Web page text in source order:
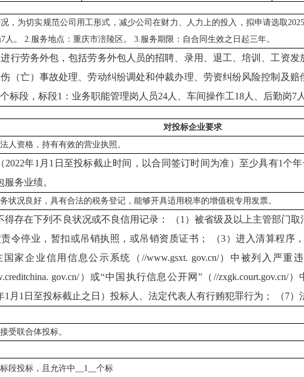
，为切实规范公司用工形式，减少公司在财力、人力上的投入，拟申请选取
人。 2.服务地点：重庆市涪陵区。 3.服务期限：自合同生效之日起三年。
行劳务外包，包括劳务外包人员的招聘、录用、退工、培训、工资
（亡）事故处理、劳动纠纷调处和仲裁办理、劳资纠纷风险控制及
标段，标段1：业务职能管理岗人员24人、车间操作工18人、后勤岗7
对投标企业要求
人资格，持有有效的营业执照。
2022年1月1日至投标截止时间，以合同签订时间为准）至少具有1个
服务业绩。
状况良好，具有合法的税务登记，能够开具适用税率的增值税专用发票。
得存在下列不良状况或不良信用记录： （1）被省级及以上主管部门取
责令停业，暂扣或吊销执照，或吊销资质证书； （3）进入清算程序
国家企业信用信息公示系统（//www.gsxt. gov.cn/）中被列入严
gov.cn/）或“中国执行信息公开网”（//
1月1日至投标截止之日）投标人、法定代表人有行贿犯罪行为； （7）
受联合体投标。
标段投标，且允许中__1__个标